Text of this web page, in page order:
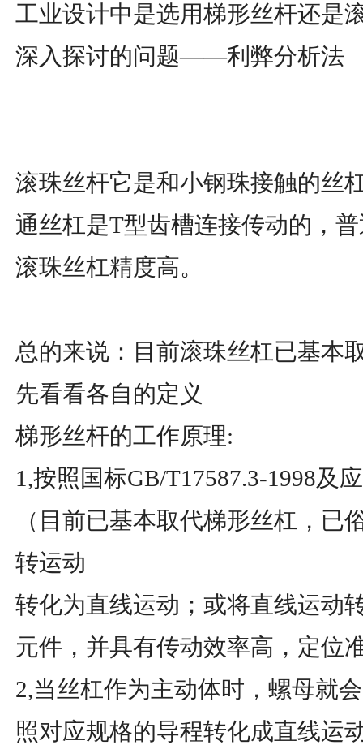
工业设计中是选用梯形丝杆还是
深入探讨的问题——利弊分析法
滚珠丝杆它是和小钢珠接触的丝
通丝杠是T型齿槽连接传动的，
滚珠丝杠精度高。
总的来说：目前滚珠丝杠已基本
先看看各自的定义
梯形丝杆的工作原理:
1,按照国标GB/T17587.3-1998及
（目前已基本取代梯形丝杠，已
转运动
转化为直线运动；或将直线运动
元件，并具有传动效率高，定位
2,当丝杠作为主动体时，螺母就
照对应规格的导程转化成直线运